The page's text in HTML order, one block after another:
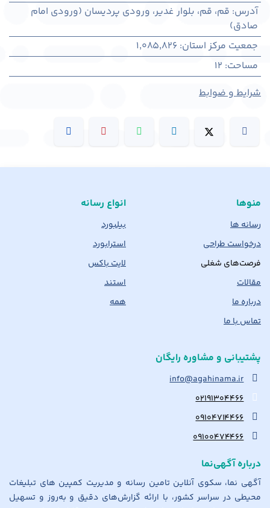
آدرس: قم، قم، بلوار غدیر، ورودی پردیسان (ورودی امام
صادق)
جمعیت مرکز استان:
1,085,826
مساحت:
12
شرایط و ضوابط
منوها
رسانه ها
درخواست طراحی
فرصت‌های شغلی
مقالات
درباره ما
تماس با ما
انواع رسانه
بیلبورد
استرابورد
لایت باکس
استند
همه
پشتیبانی و مشاوره رایگان
info@agahinama.ir
۰۲۱۹۱۳۰۴۴۶۶
۰۹۱۰۴۷۱۴۴۶۶
۰۹۱۰۰۴۷۴۴۶۶
درباره آگهی‌نما
آگهی نما، سکوی آنلاین تامین رسانه و مدیریت کمپین های تبلیغات
محیطی در سراسر کشور، با ارائه گزارش‌های دقیق و به‌روز و تسهیل